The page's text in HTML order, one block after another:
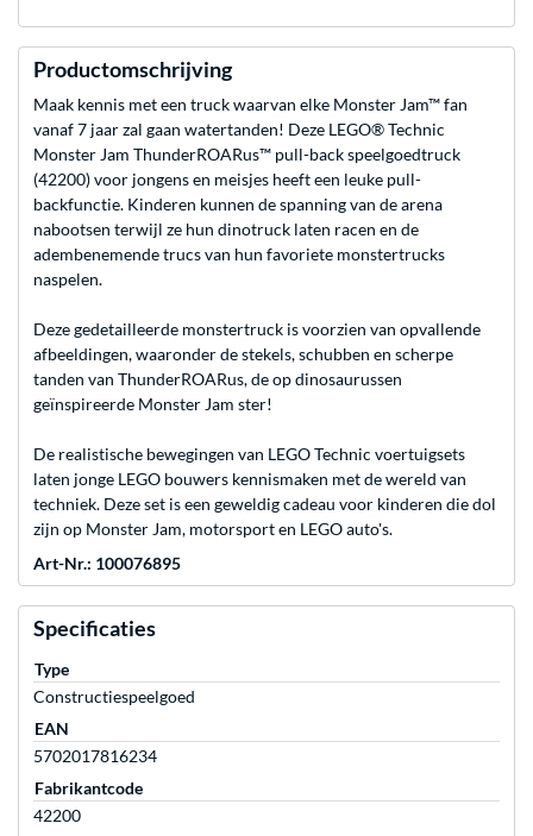
Productomschrijving
Maak kennis met een truck waarvan elke Monster Jam™ fan
vanaf 7 jaar zal gaan watertanden! Deze LEGO® Technic
Monster Jam ThunderROARus™ pull-back speelgoedtruck
(42200) voor jongens en meisjes heeft een leuke pull-
backfunctie. Kinderen kunnen de spanning van de arena
nabootsen terwijl ze hun dinotruck laten racen en de
adembenemende trucs van hun favoriete monstertrucks
naspelen.
Deze gedetailleerde monstertruck is voorzien van opvallende
afbeeldingen, waaronder de stekels, schubben en scherpe
tanden van ThunderROARus, de op dinosaurussen
geïnspireerde Monster Jam ster!
De realistische bewegingen van LEGO Technic voertuigsets
laten jonge LEGO bouwers kennismaken met de wereld van
techniek. Deze set is een geweldig cadeau voor kinderen die dol
zijn op Monster Jam, motorsport en LEGO auto's.
Art-Nr.: 100076895
Specificaties
Type
Constructiespeelgoed
EAN
5702017816234
Fabrikantcode
42200